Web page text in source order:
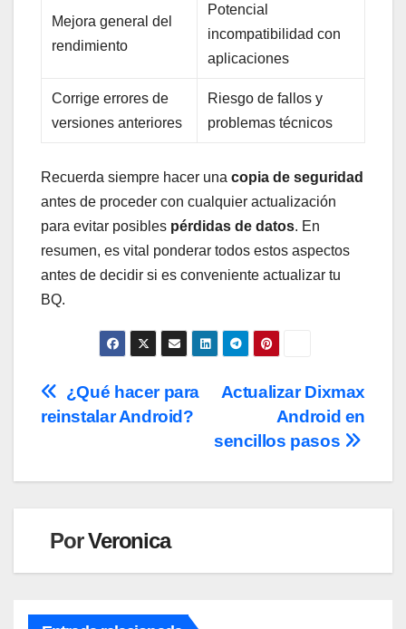
Mejora general ‌del
rendimiento
Potencial
incompatibilidad con
⁣aplicaciones
Corrige‌ errores de
versiones anteriores
Riesgo de fallos y⁢
problemas técnicos
Recuerda siempre‌ hacer una copia ⁣de ‌seguridad
antes de proceder con cualquier actualización
para evitar posibles pérdidas de datos.⁤ En
resumen, ​es vital ⁢ponderar todos estos aspectos
antes⁢ de⁣ decidir⁣ si es conveniente actualizar tu
BQ.⁣
Navegación
entradas
Actualizar Dixmax
Android en
sencillos pasos
¿Qué hacer para
reinstalar Android?
PorVeronica